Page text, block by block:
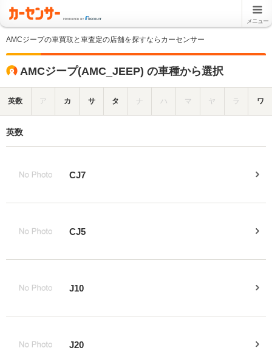
メニュー
AMCジープの車買取と車査定の店舗を探すならカーセンサー
AMCジープ(AMC_JEEP) の車種から選択
英数 ア カ サ タ ナ ハ マ ヤ ラ ワ
英数
CJ7
CJ5
J10
J20